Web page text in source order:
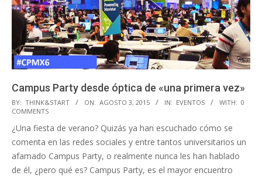
Campus Party desde óptica de «una primera vez»
2015-
08-
03
BY: THINK&START ON: AGOSTO 3, 2015 IN: EVENTOS WITH: 0
COMMENTS
¿Una fiesta de verano? Quizás ya han escuchado cómo se
comenta en las redes sociales y entre tantos universitarios un
afamado Campus Party, o realmente nunca les han hablado
de él, ¿pero qué es? Campus Party, es el mayor encuentro